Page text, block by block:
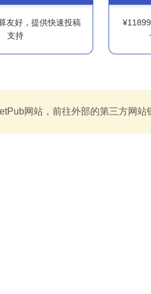
友好，提供快速投稿
支持
网站，前往外部的第三方网